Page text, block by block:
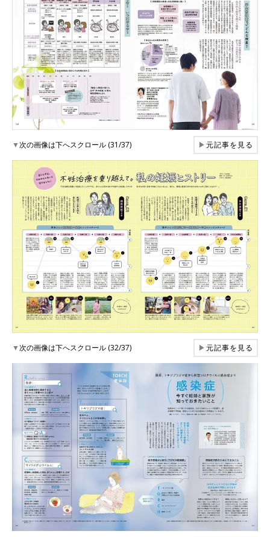
▼次の画像は下へスクロール (31/37) ▶元記事を見る
▼次の画像は下へスクロール (32/37) ▶元記事を見る